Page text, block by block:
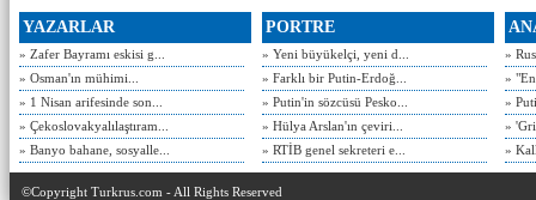
YAZARLAR
» Zafer Bayramı eskisi g...
» Osman'ın mühimi...
» 1 Nisan arifesinde son...
» Çekoslovakyalılaştıram...
» Banyo bahane, sosyalle...
PORTRE
» Yeni büyükelçi, yeni d...
» Farklı bir Putin-Erdoğ...
» Putin'in sözcüsü Pesko...
» Hülya Arslan'ın çeviri...
» RTİB genel sekreteri e...
»
»
»
»
»
©Copyright Turkrus.com - All Rights Reserved